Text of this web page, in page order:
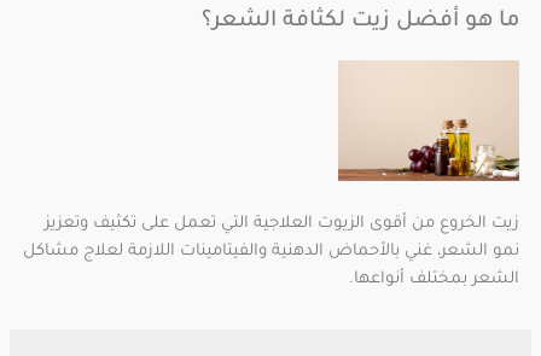
ما هو أفضل زيت لكثافة الشعر؟
زيت الخروع من أقوى الزيوت العلاجية التي تعمل على تكثيف وتعزيز
نمو الشعر، غني بالأحماض الدهنية والفيتامينات اللازمة لعلاج مشاكل
الشعر بمختلف أنواعها.